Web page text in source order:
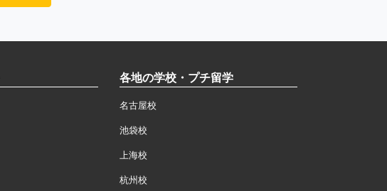
各地の学校・プチ留学
名古屋校
池袋校
上海校
杭州校